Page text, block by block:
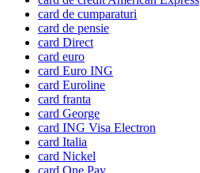
card de cumparaturi
card de pensie
card Direct
card euro
card Euro ING
card Euroline
card franta
card George
card ING Visa Electron
card Italia
card Nickel